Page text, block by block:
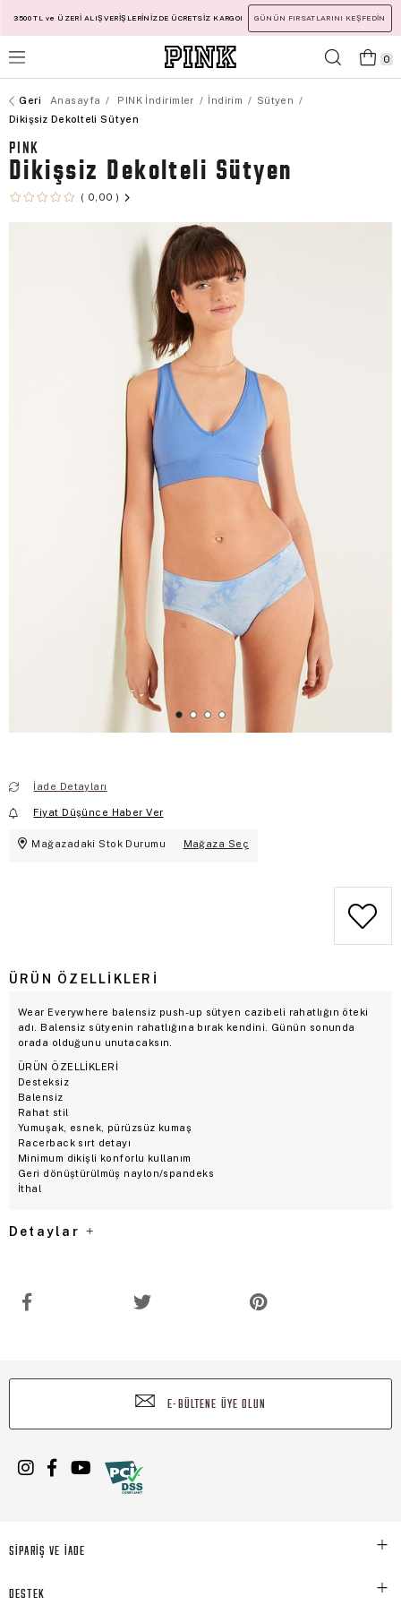
3500 TL ve ÜZERİ ALIŞVERİŞLERİNİZDE ÜCRETSİZ KARGO! GÜNÜN FIRSATLARINI KEŞFEDİN
0
Anasayfa PINK İndirimler İndirim
Sütyen
Dikişsiz Dekolteli Sütyen
PINK
Dikişsiz Dekolteli Sütyen
0,00
İade Detayları
Fiyat Düşünce Haber Ver
Mağazadaki Stok Durumu Mağaza Seç
ÜRÜN ÖZELLIKLERI
Wear Everywhere balensiz push-up sütyen cazibeli rahatlığın öteki
adı. Balensiz sütyenin rahatlığına bırak kendini. Günün sonunda
orada olduğunu unutacaksın.
ÜRÜN ÖZELLİKLERİ
Desteksiz
Balensiz
Rahat stil
Yumuşak, esnek, pürüzsüz kumaş
Racerback sırt detayı
Minimum dikişli konforlu kullanım
Geri dönüştürülmüş naylon/spandeks
İthal
Detaylar
E-BÜLTENE ÜYE OLUN
SİPARİŞ VE İADE
DESTEK